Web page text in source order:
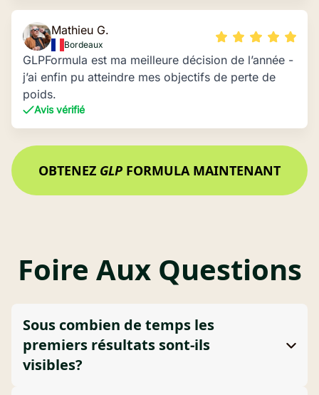
Mathieu G.
Bordeaux
GLPFormula est ma meilleure décision de l’année -
j’ai enfin pu atteindre mes objectifs de perte de
poids.
Avis vérifié
OBTENEZ GLP FORMULA MAINTENANT
Foire Aux Questions
Sous combien de temps les
premiers résultats sont-ils
visibles?